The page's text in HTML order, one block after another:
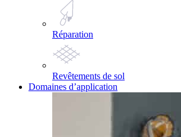
Réparation
Revêtements de sol
Domaines d’application